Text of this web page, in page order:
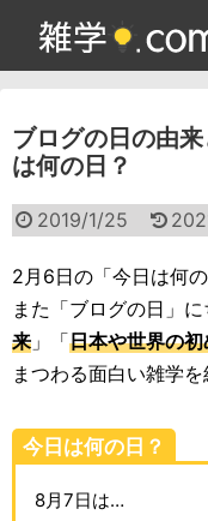
ブログの日の由
は何の日？
2019/1/25
2月6日の「今日は何
また「ブログの日」
来 」「日本や世界の
まつわる面白い雑学を
今日は何の日？
8月7日は…
雑学クイズ問題集
面白い雑学
ためになる雑学
スポーツ雑学
動物雑学
歴史雑学